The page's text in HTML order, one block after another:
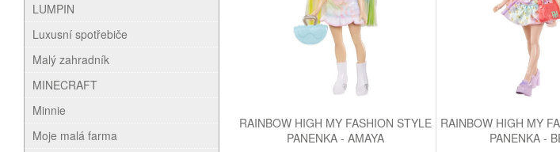
RAINBOW HIGH MY FASHION STYLE
PANENKA - AMAYA
RAINBOW HIGH MY
PANENKA -
LUMPIN
Luxusní spotřebiče
Malý zahradník
MINECRAFT
Minnie
Moje malá farma